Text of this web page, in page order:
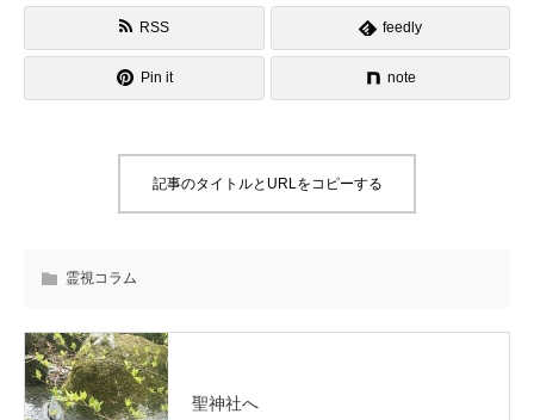
RSS feedly
Pin it note
記事のタイトルとURLをコピーする
霊視コラム
聖神社へ